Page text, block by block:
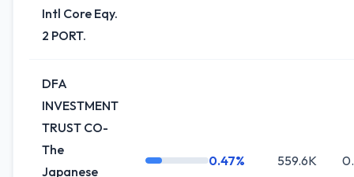
Intl Core Eqy.
2 PORT.
DFA
INVESTMENT
TRUST CO-
The
Japanese
0.47% 559.6K